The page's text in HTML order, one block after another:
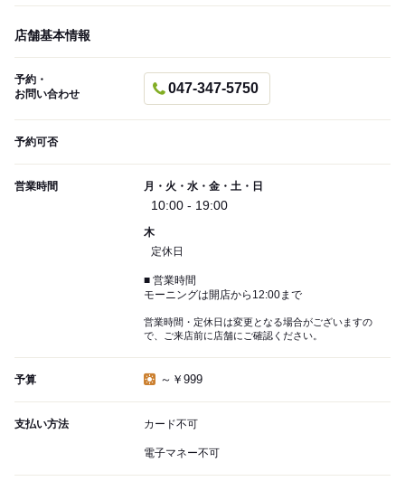
店舗基本情報
予約・
お問い合わせ
047-347-5750
予約可否
営業時間 月・火・水・金・土・日
10:00 - 19:00
木
定休日
■ 営業時間
モーニングは開店から12:00まで
営業時間・定休日は変更となる場合がございますの
で、ご来店前に店舗にご確認ください。
予算 ～￥999
支払い方法 カード不可
電子マネー不可